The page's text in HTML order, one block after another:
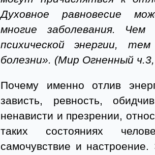
Духовное равновесие
многие заболевания. Чем
психической энергии,
болезни». (Мир Огненный
Почему именно отлив
зависть, ревность,
ненависти и презрении,
таких состояниях
самочувствие и